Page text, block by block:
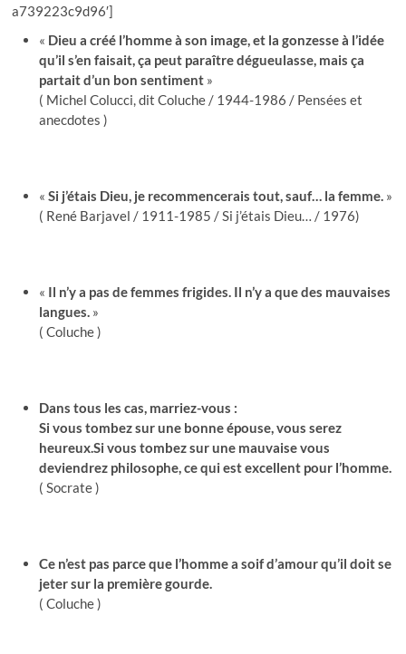
a739223c9d96′]
« Dieu a créé l’homme à son image, et la gonzesse à l’idée
qu’il s’en faisait, ça peut paraître dégueulasse, mais ça
partait d’un bon sentiment »
( Michel Colucci, dit Coluche / 1944-1986 / Pensées et
anecdotes )
«Si j’étais Dieu, je recommencerais tout, sauf… la femme. »
( René Barjavel / 1911-1985 / Si j’étais Dieu… / 1976)
« Il n’y a pas de femmes frigides. Il n’y a que des mauvaises
langues. »
( Coluche )
Dans tous les cas, marriez-vous :
Si vous tombez sur une bonne épouse, vous serez
heureux.Si vous tombez sur une mauvaise vous
deviendrez philosophe, ce qui est excellent pour l’homme.
( Socrate )
Ce n’est pas parce que l’homme a soif d’amour qu’il doit se
jeter sur la première gourde.
( Coluche )